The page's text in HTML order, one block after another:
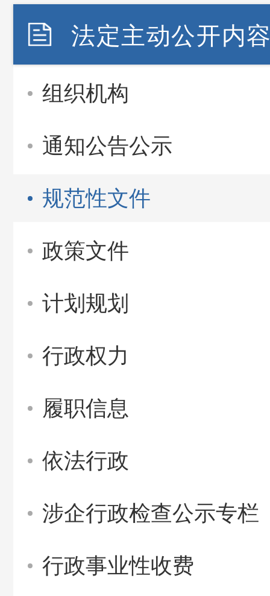
法定主动公开内
组织机构
通知公告公示
规范性文件
政策文件
计划规划
行政权力
履职信息
依法行政
涉企行政检查公示专栏
行政事业性收费